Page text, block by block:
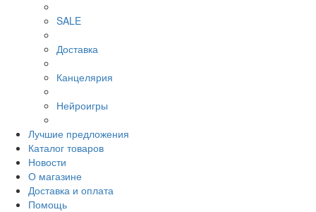
SALE
Доставка
Канцелярия
Нейроигры
Лучшие предложения
Каталог товаров
Новости
О магазине
Доставка и оплата
Помощь